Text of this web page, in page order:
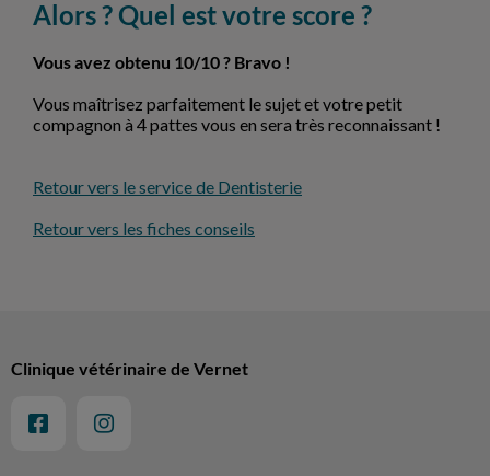
Alors ? Quel est votre score ?
Vous avez obtenu 10/10 ? Bravo !
Vous maîtrisez parfaitement le sujet et votre petit
compagnon à 4 pattes vous en sera très reconnaissant !
Retour vers le service de Dentisterie
Retour vers les fiches conseils
Clinique vétérinaire de Vernet